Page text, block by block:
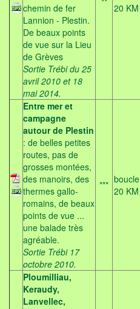
chemin de fer
Lannion - Plestin.
De beaux points
de vue sur la Lieu
de Grèves
Sortie Trébi du 25
avril 2010 et 18
mai 2014.
20 KM
Entre mer et
campagne
autour de Plestin
: de belles petites
routes, pas de
grosses montées,
des manoirs, des
thermes gallo-
romains, de beaux
points de vue ...
une balade très
agréable.
Sortie Trébi 17
octobre 2010.
*** boucle
20 KM
Ploumilliau,
Keraudy,
Lanvellec,